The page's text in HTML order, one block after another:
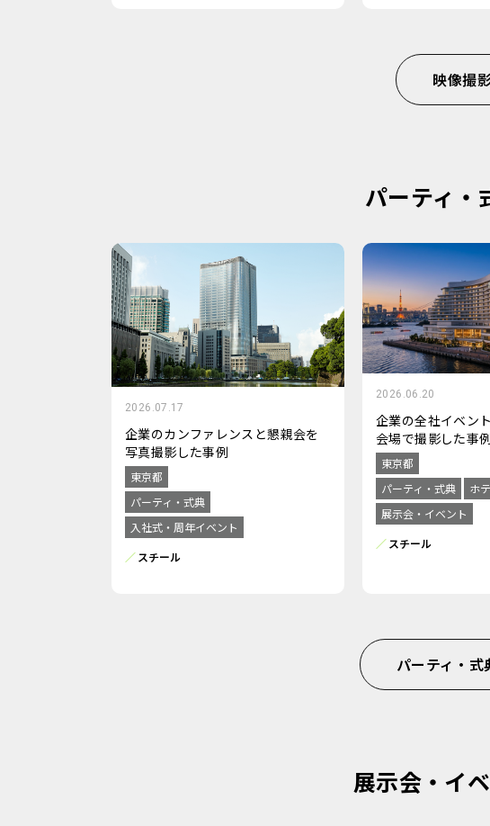
映像撮
パーティ・
2026.07.17
企業のカンファレンスと懇親会を
写真撮影した事例
東京都
パーティ・式典
入社式・周年イベント
スチール
2026.06.20
企業の全社イベン
会場で撮影した事例
東京都
パーティ・式典
ホ
展示会・イベント
スチール
パーティ・
展示会・イ